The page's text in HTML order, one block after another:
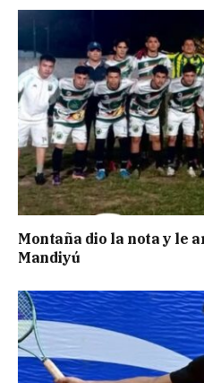
Montaña dio la nota y le
Mandiyú